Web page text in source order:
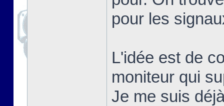
pour les
L'idée est de
moniteur qui
Je me suis